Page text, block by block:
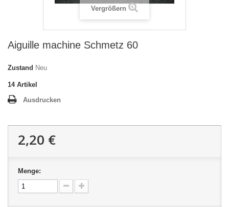
Vergrößern
Aiguille machine Schmetz 60
Zustand Neu
14 Artikel
Ausdrucken
2,20 €
Menge: